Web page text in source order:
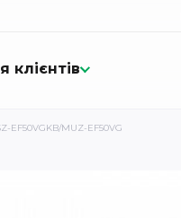
клієнтів
EF50VGKB/MUZ-EF50VG